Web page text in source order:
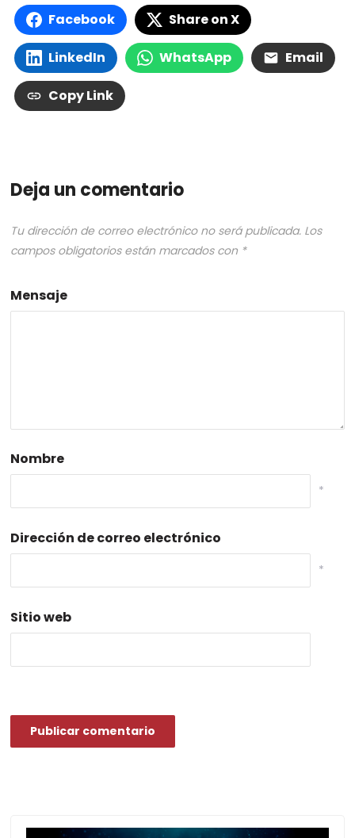
Facebook Share on X
LinkedIn WhatsApp Email
Copy Link
Deja un comentario
Tu dirección de correo electrónico no será publicada. Los
campos obligatorios están marcados con *
Mensaje
Nombre
*
Dirección de correo electrónico
*
Sitio web